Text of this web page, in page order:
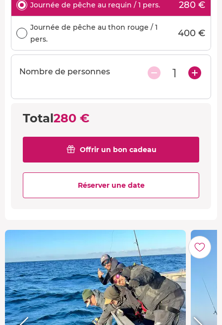
Journée de pêche au requin / 1 pers. 280 €
Journée de pêche au thon rouge / 1
pers.
400 €
Nombre de personnes 1
Total280 €
Offrir un bon cadeau
Réserver une date